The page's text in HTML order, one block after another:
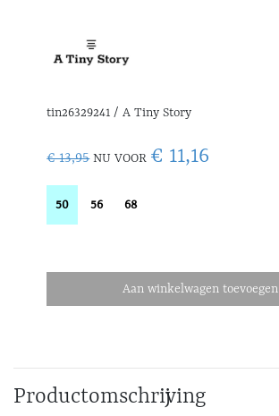
tin26329241 / A Tiny Story
€ 13,95 NU VOOR € 11,16
50 56 68
Aan winkelwagen toevoegen
Productomschrijving